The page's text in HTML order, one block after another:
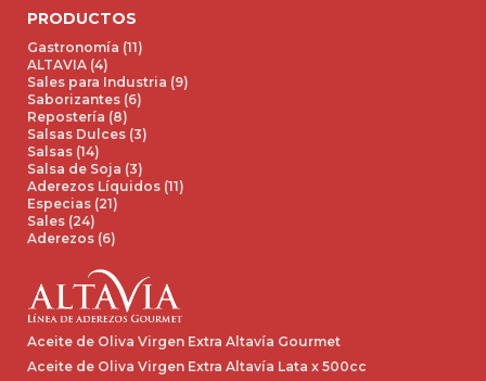
PRODUCTOS
Gastronomía (11)
ALTAVIA (4)
Sales para Industria (9)
Saborizantes (6)
Repostería (8)
Salsas Dulces (3)
Salsas (14)
Salsa de Soja (3)
Aderezos Líquidos (11)
Especias (21)
Sales (24)
Aderezos (6)
Aceite de Oliva Virgen Extra Altavía Gourmet
Aceite de Oliva Virgen Extra Altavía Lata x 500cc